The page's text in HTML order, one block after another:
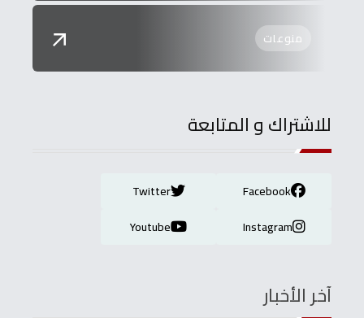
منوعات
للاشتراك و المتابعة
Facebook
Twitter
Instagram
Youtube
آخر الأخبار